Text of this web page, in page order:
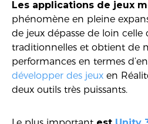
Les applications de jeux
phénomène en pleine
de jeux dépasse de loin celle
traditionnelles et obtient de
performances en termes
développer des jeux en
deux outils très puissants.